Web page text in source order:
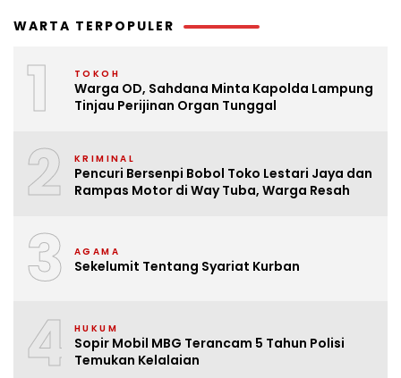
WARTA TERPOPULER
1 TOKOH
Warga OD, Sahdana Minta Kapolda Lampung
Tinjau Perijinan Organ Tunggal
2 KRIMINAL
Pencuri Bersenpi Bobol Toko Lestari Jaya dan
Rampas Motor di Way Tuba, Warga Resah
3 AGAMA
Sekelumit Tentang Syariat Kurban
4 HUKUM
Sopir Mobil MBG Terancam 5 Tahun Polisi
Temukan Kelalaian